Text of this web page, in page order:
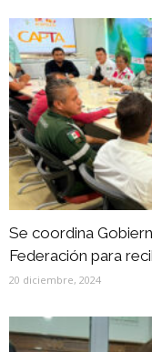
Se coordina
Federación para
20 diciembre, 2024